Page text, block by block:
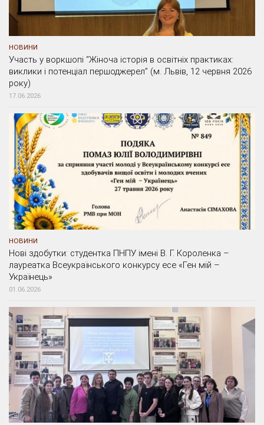
НОВИНИ
Участь у воркшопі “Жіноча історія в освітніх практиках:
виклики і потенціал першоджерел” (м. Львів, 12 червня 2026
року)
17.06.2026
НОВИНИ
Нові здобутки: студентка ПНПУ імені В. Г. Короленка –
лауреатка Всеукраїнського конкурсу есе «Ген мій –
Українець»
01.06.2026